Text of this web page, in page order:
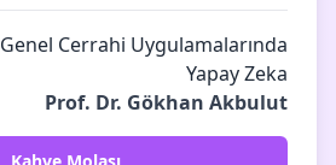
Genel Cerrahi Uygulamalarında
Yapay Zeka
Prof. Dr. Gökhan Akbulut